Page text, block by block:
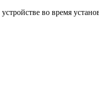
во время